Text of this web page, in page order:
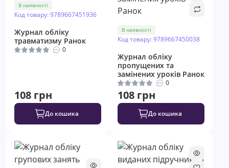
В наявності
Код товару: 9789667451936
Журнал обліку
травматизму Ранок
0
108 грн
До кошика
В наявності
Код товару: 9789667450038
Журнал обліку
пропущених та
замінених уроків Ранок
0
108 грн
До кошика